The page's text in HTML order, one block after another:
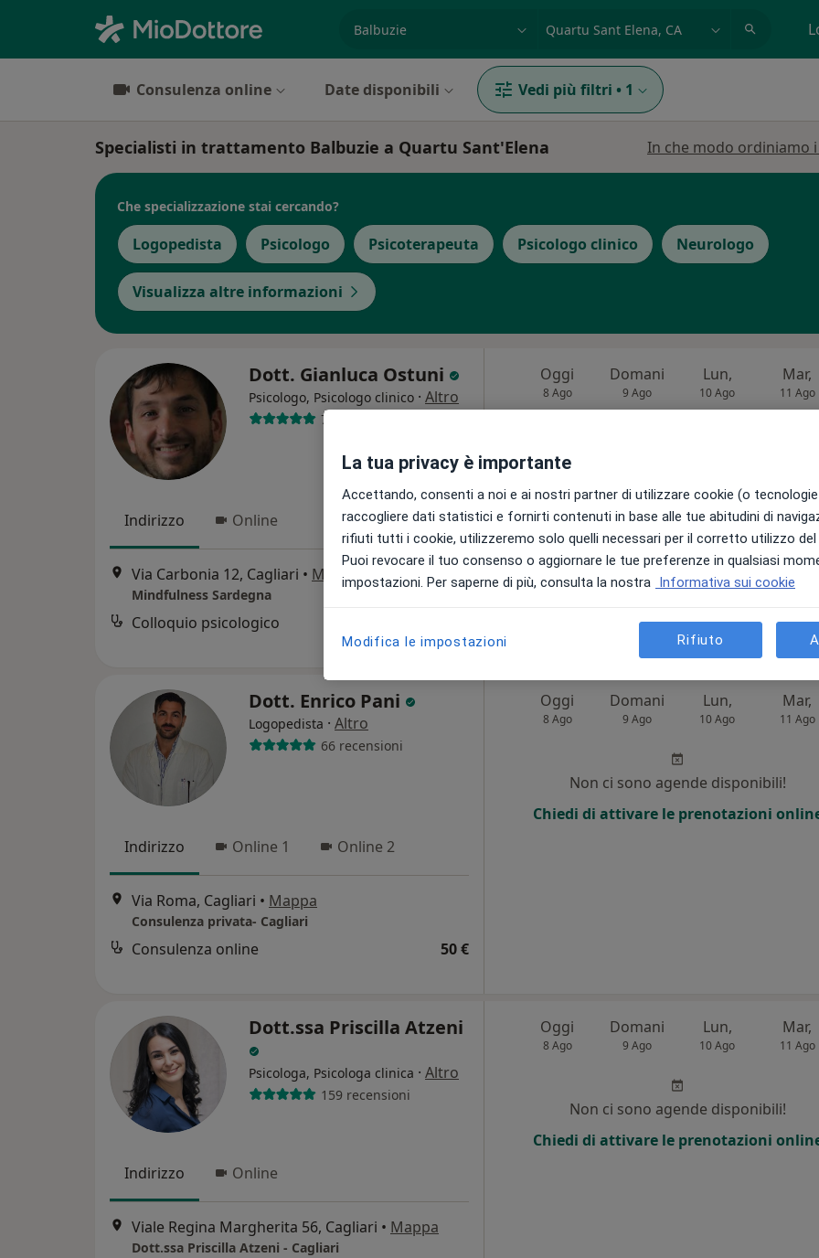
Consulenza online Date disponibili Vedi più filtri • 1
Specialisti in trattamento Balbuzie a Quartu Sant'Elena In che modo ordiniamo
Che specializzazione stai cercando?
Logopedista Psicologo Psicoterapeuta Psicologo clinico Neurologo
Visualizza altre informazioni
Dott. Gianluca Ostuni
Psicologo, Psicologo clinico · Altro
73 recensioni
Indirizzo Online
Via Carbonia 12, Cagliari • Mappa
Mindfulness Sardegna
Colloquio psicologico
Oggi
8 Ago
Domani
9 Ago
Lun,
10 Ago
Mar,
11 Ago
Non ci sono agende disponibili!
Chiedi di attivare le prenotazioni online
Dott. Enrico Pani
Logopedista · Altro
66 recensioni
Indirizzo Online 1 Online 2
Via Roma, Cagliari • Mappa
Consulenza privata- Cagliari
Consulenza online 50 €
Oggi
8 Ago
Domani
9 Ago
Lun,
10 Ago
Mar,
11 Ago
Non ci sono agende disponibili!
Chiedi di attivare le prenotazioni
Dott.ssa Priscilla Atzeni
Psicologa, Psicologa clinica · Altro
159 recensioni
Indirizzo Online
Viale Regina Margherita 56, Cagliari • Mappa
Dott.ssa Priscilla Atzeni - Cagliari
Oggi
8 Ago
Domani
9 Ago
Lun,
10 Ago
Mar,
11 Ago
Non ci sono agende disponibili!
Chiedi di attivare le prenotazioni
La tua privacy è importante
Accettando, consenti a noi e ai nostri partner di utilizzare cookie (o
raccogliere dati statistici e fornirti contenuti in base alle tue abitudini di
rifiuti tutti i cookie, utilizzeremo solo quelli necessari per il corretto utilizzo
Puoi revocare il tuo consenso o aggiornare le tue preferenze in qualsiasi
impostazioni. Per saperne di più, consulta la nostra Informativa sui cookie
Modifica le impostazioni Rifiuto